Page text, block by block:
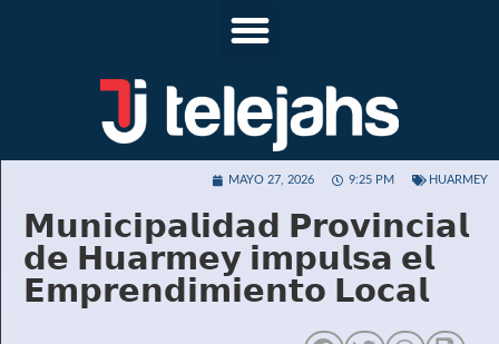
MAYO 27, 2026 9:25 PM HUARMEY
𝗠𝘂𝗻𝗶𝗰𝗶𝗽𝗮𝗹𝗶𝗱𝗮𝗱 𝗣𝗿𝗼𝘃𝗶𝗻𝗰𝗶𝗮𝗹
𝗱𝗲 𝗛𝘂𝗮𝗿𝗺𝗲𝘆 𝗶𝗺𝗽𝘂𝗹𝘀𝗮 𝗲𝗹
𝗘𝗺𝗽𝗿𝗲𝗻𝗱𝗶𝗺𝗶𝗲𝗻𝘁𝗼 𝗟𝗼𝗰𝗮𝗹